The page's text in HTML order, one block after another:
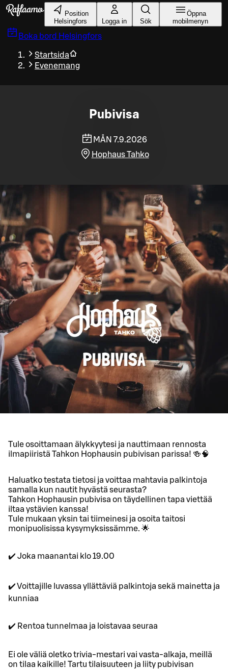
Gå till huvudinnehållet
Position
Helsingfors
Logga in Sök
Öppna
mobilmenyn
Boka bord Helsingfors
Startsida
Evenemang
Pubivisa
MÅN 7.9.2026
Hophaus Tahko
Tule osoittamaan älykkyytesi ja nauttimaan rennosta
ilmapiiristä Tahkon Hophausin pubivisan parissa! 🍻🧠
Haluatko testata tietosi ja voittaa mahtavia palkintoja
samalla kun nautit hyvästä seurasta?
Tahkon Hophausin pubivisa on täydellinen tapa viettää
iltaa ystävien kanssa!
Tule mukaan yksin tai tiimeinesi ja osoita taitosi
monipuolisissa kysymyksissämme. 🌟
✔️ Joka maanantai klo 19.00
✔️ Voittajille luvassa yllättäviä palkintoja sekä mainetta ja
kunniaa
✔️ Rentoa tunnelmaa ja loistavaa seuraa
Ei ole väliä oletko trivia-mestari vai vasta-alkaja, meillä
on tilaa kaikille! Tartu tilaisuuteen ja liity pubivisan